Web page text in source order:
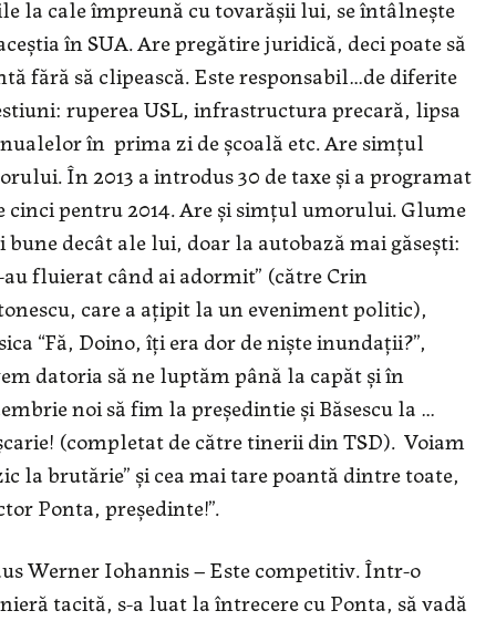
la cale împreună cu tovarășii lui, se întâlnește
în SUA. Are pregătire juridică, deci poate să
fără să clipească. Este responsabil…de diferite
ruperea USL, infrastructura precară, lipsa
în prima zi de școală etc. Are simțul
În 2013 a introdus 30 de taxe și a programat
cinci pentru 2014. Are și simțul umorului. Glume
bune decât ale lui, doar la autobază mai găsești:
au fluierat când ai adormit” (către Crin
care a ațipit la un eveniment politic),
“Fă, Doino, îți era dor de niște inundații?”,
datoria să ne luptăm până la capăt și în
noi să fim la președintie și Băsescu la …
(completat de către tinerii din TSD). Voiam
la brutărie” și cea mai tare poantă dintre toate,
Ponta, președinte!”.
Werner Iohannis – Este competitiv. Într-o
tacită, s-a luat la întrecere cu Ponta, să vadă